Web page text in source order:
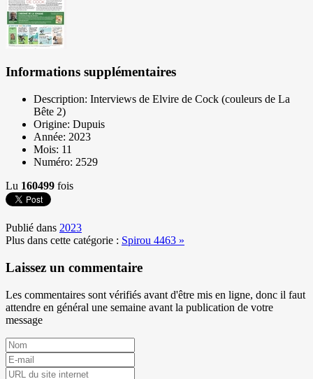
Informations supplémentaires
Description: Interviews de Elvire de Cock (couleurs de La
Bête 2)
Origine: Dupuis
Année: 2023
Mois: 11
Numéro: 2529
Lu 160499 fois
Publié dans 2023
Plus dans cette catégorie : Spirou 4463 »
Laissez un commentaire
Les commentaires sont vérifiés avant d'être mis en ligne, donc il faut
attendre en général une semaine avant la publication de votre
message